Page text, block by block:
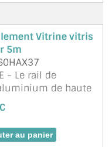
Vitrine vitris
5m
- Le rail de
de haute
en différentes
au système de
Supra. Note
de ro ...suite